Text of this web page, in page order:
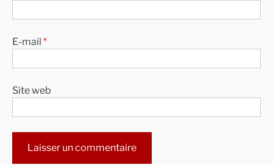
E-mail *
Site web